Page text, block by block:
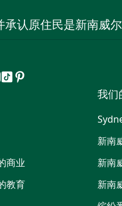
认原住民是新南威
抖 Pinterest
商业
教育
我们
新南
新南
新南